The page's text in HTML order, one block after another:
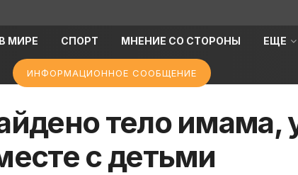
В МИРЕ СПОРТ МНЕНИЕ СО СТОРОНЫ ЕЩЕ
ИНФОРМАЦИОННОЕ СООБЩЕНИЕ
тело имама,
с детьми